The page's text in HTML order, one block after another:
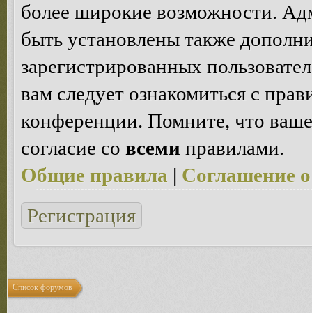
более широкие возможности.
быть установлены также
зарегистрированных
вам следует ознакомиться с
конференции. Помните, что
согласие со всеми правилами.
Общие правила | Соглашение
Регистрация
Список форумов